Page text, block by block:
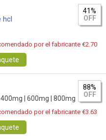
hcl
41%
OFF
por el fabricante €2.70
400mg | 600mg | 800mg
88%
OFF
por el fabricante €3.63